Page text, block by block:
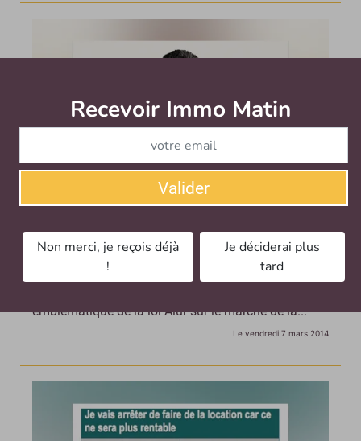
Tout ce qu’il faut savoir sur la GUL
Bien qu’adoptée par le parlement il y a quelques
jours, la Garantie universelle des loyers (GUL)
cristallise encore de nombreuses interrogations.
emblématique de la loi Alur sur le marché de la...
Le vendredi 7 mars 2014
Recevoir Immo Matin
Valider
Non merci, je reçois déjà
!
Je déciderai plus
tard